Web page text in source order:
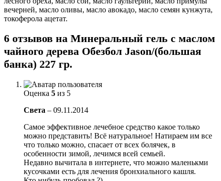
вечерней, масло оливы, масло авокадо, масло семян кунжута,
токоферола ацетат.
6 отзывов на Минеральный гель с маслом
чайного дерева Обезбол Jason/(большая
банка) 227 гр.
Оценка 5 из 5
Света – 09.11.2014
Самое эффективное лечебное средство какое только
можно представить! Всё натуральное! Натираем им все
что только можно, спасает от всех болячек, в
особенности зимой, лечимся всей семьей.
Недавно вычитала в интернете, что можно маленькми
кусочками есть для лечения бронхиального кашля.